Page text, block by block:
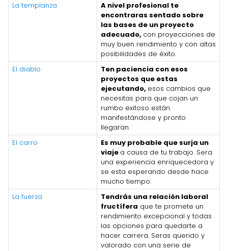
La templanza
A nivel profesional te
encontraras sentado sobre
las bases de un proyecto
adecuado, con proyecciones de
muy buen rendimiento y con altas
posibilidades de éxito.
El diablo
Ten paciencia con esos
proyectos que estas
ejecutando, esos cambios que
necesitas para que cojan un
rumbo exitoso están
manifestándose y pronto
llegaran.
El carro
Es muy probable que surja un
viaje a causa de tu trabajo. Sera
una experiencia enriquecedora y
se esta esperando desde hace
mucho tiempo.
La fuerza
Tendrás una relación laboral
fructífera que te promete un
rendimiento excepcional y todas
las opciones para quedarte a
hacer carrera. Seras querido y
valorado con una serie de